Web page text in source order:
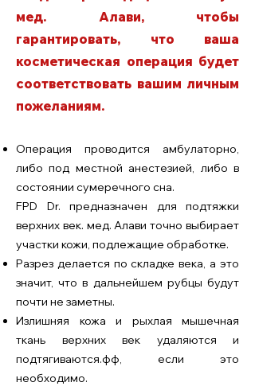
мед. Алави, чтобы
гарантировать, что ваша
косметическая операция будет
соответствовать вашим личным
пожеланиям.
Операция проводится амбулаторно,
либо под местной анестезией, либо в
состоянии сумеречного сна.
​FPD Dr. предназначен для подтяжки
верхних век. мед. Алави точно выбирает
участки кожи, подлежащие обработке.
Разрез делается по складке века, а это
значит, что в дальнейшем рубцы будут
почти не заметны.
Излишняя кожа и рыхлая мышечная
ткань верхних век удаляются и
подтягиваются.фф, если это
необходимо.